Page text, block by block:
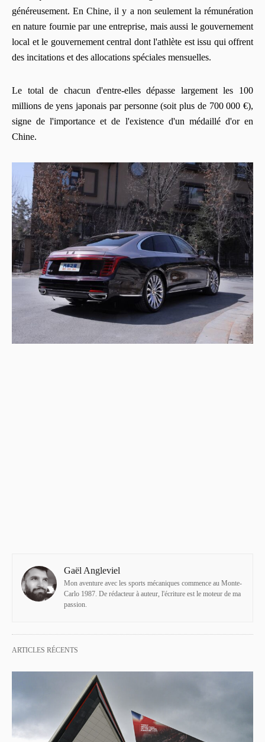
généreusement. En Chine, il y a non seulement la rémunération
en nature fournie par une entreprise, mais aussi le gouvernement
local et le gouvernement central dont l'athlète est issu qui offrent
des incitations et des allocations spéciales mensuelles.
Le total de chacun d'entre-elles dépasse largement les 100
millions de yens japonais par personne (soit plus de 700 000 €),
signe de l'importance et de l'existence d'un médaillé d'or en
Chine.
Gaël Angleviel
Mon aventure avec les sports mécaniques commence au Monte-
Carlo 1987. De rédacteur à auteur, l'écriture est le moteur de ma
passion.
ARTICLES RÉCENTS